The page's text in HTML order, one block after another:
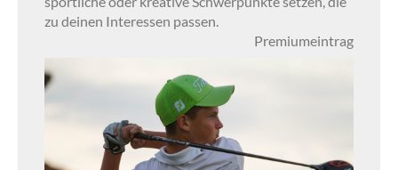
zu deinen Interessen passen.
Premiumeintrag